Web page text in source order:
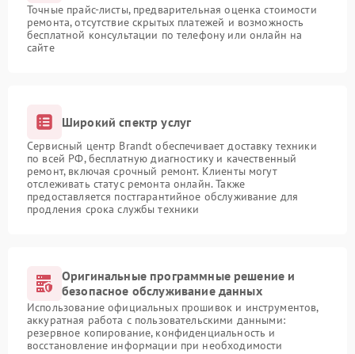
Точные прайс-листы, предварительная оценка стоимости
ремонта, отсутствие скрытых платежей и возможность
бесплатной консультации по телефону или онлайн на
сайте
Широкий спектр услуг
Сервисный центр Brandt обеспечивает доставку техники
по всей РФ, бесплатную диагностику и качественный
ремонт, включая срочный ремонт. Клиенты могут
отслеживать статус ремонта онлайн. Также
предоставляется постгарантийное обслуживание для
продления срока службы техники
Оригинальные программные решение и
безопасное обслуживание данных
Использование официальных прошивок и инструментов,
аккуратная работа с пользовательскими данными:
резервное копирование, конфиденциальность и
восстановление информации при необходимости